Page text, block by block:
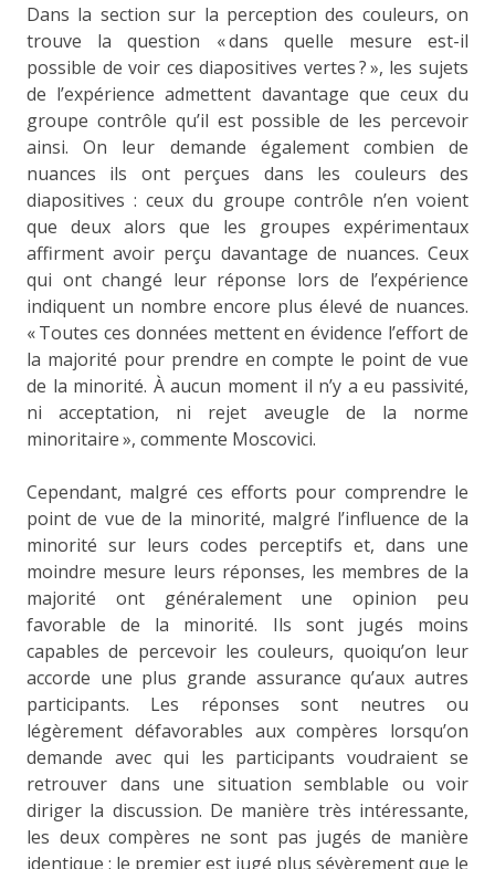
Dans la section sur la perception des couleurs, on
trouve la question « dans quelle mesure est-il
possible de voir ces diapositives vertes ? », les sujets
de l’expérience admettent davantage que ceux du
groupe contrôle qu’il est possible de les percevoir
ainsi. On leur demande également combien de
nuances ils ont perçues dans les couleurs des
diapositives : ceux du groupe contrôle n’en voient
que deux alors que les groupes expérimentaux
affirment avoir perçu davantage de nuances. Ceux
qui ont changé leur réponse lors de l’expérience
indiquent un nombre encore plus élevé de nuances.
« Toutes ces données mettent en évidence l’effort de
la majorité pour prendre en compte le point de vue
de la minorité. À aucun moment il n’y a eu passivité,
ni acceptation, ni rejet aveugle de la norme
minoritaire », commente Moscovici.
Cependant, malgré ces efforts pour comprendre le
point de vue de la minorité, malgré l’influence de la
minorité sur leurs codes perceptifs et, dans une
moindre mesure leurs réponses, les membres de la
majorité ont généralement une opinion peu
favorable de la minorité. Ils sont jugés moins
capables de percevoir les couleurs, quoiqu’on leur
accorde une plus grande assurance qu’aux autres
participants. Les réponses sont neutres ou
légèrement défavorables aux compères lorsqu’on
demande avec qui les participants voudraient se
retrouver dans une situation semblable ou voir
diriger la discussion. De manière très intéressante,
les deux compères ne sont pas jugés de manière
identique : le premier est jugé plus sévèrement que le